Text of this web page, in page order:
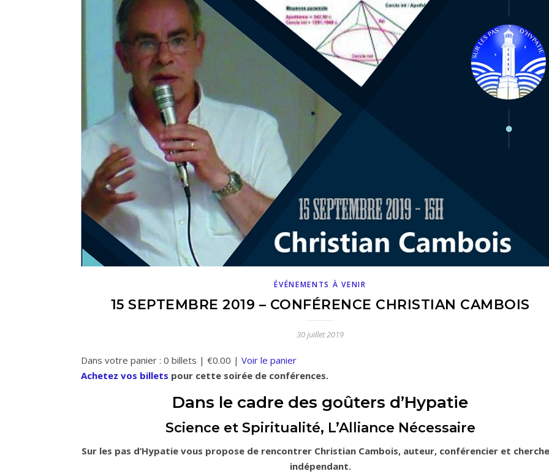
ÉVÉNEMENTS À VENIR
15 SEPTEMBRE 2019 – CONFÉRENCE CHRISTIAN CAMBOIS
30 juillet 2019
Dans votre panier : 0 billets | €0.00 | Voir le panier
Achetez vos billets pour cette soirée de conférences.
Dans le cadre des goûters d’Hypatie
Science et Spiritualité, L’Alliance Nécessaire
Sur les pas d’Hypatie vous propose de rencontrer Christian Cambois, auteur, conférencier et
indépendant.